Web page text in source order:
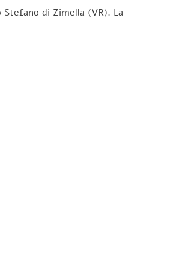
di Zimella (VR). La